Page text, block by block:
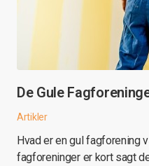
De Gule
Artikler
Hvad er en gul fagforening
fagforeninger er kort sagt